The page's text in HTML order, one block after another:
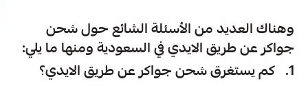
وهناك العديد من الأسئلة الشائع حول شحن
جواكر عن طريق الايدي في السعودية ومنها ما يلي:
1. كم يستغرق شحن جواكر عن طريق الايدي؟